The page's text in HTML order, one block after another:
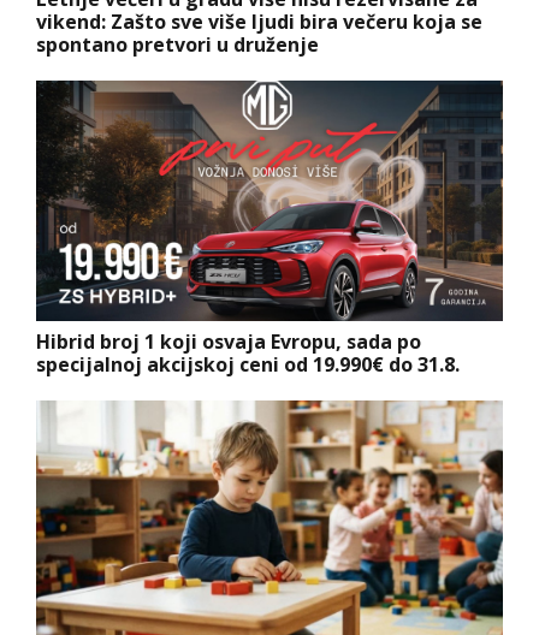
vikend: Zašto sve više ljudi bira večeru koja se
spontano pretvori u druženje
Hibrid broj 1 koji osvaja Evropu, sada po
specijalnoj akcijskoj ceni od 19.990€ do 31.8.